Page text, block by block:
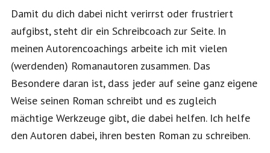
Damit du dich dabei nicht verirrst oder frustriert
aufgibst, steht dir ein Schreibcoach zur Seite. In
meinen Autorencoachings arbeite ich mit vielen
(werdenden) Romanautoren zusammen. Das
Besondere daran ist, dass jeder auf seine ganz eigene
Weise seinen Roman schreibt und es zugleich
mächtige Werkzeuge gibt, die dabei helfen. Ich helfe
den Autoren dabei, ihren besten Roman zu schreiben.